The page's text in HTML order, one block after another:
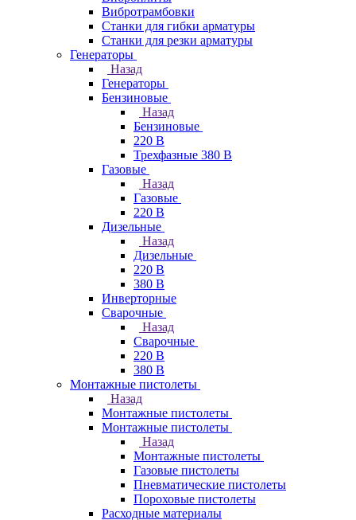
Вибротрамбовки
Станки для гибки арматуры
Станки для резки арматуры
Генераторы
Назад
Генераторы
Бензиновые
Назад
Бензиновые
220 В
Трехфазные 380 В
Газовые
Назад
Газовые
220 В
Дизельные
Назад
Дизельные
220 В
380 В
Инверторные
Сварочные
Назад
Сварочные
220 В
380 В
Монтажные пистолеты
Назад
Монтажные пистолеты
Монтажные пистолеты
Назад
Монтажные пистолеты
Газовые пистолеты
Пневматические пистолеты
Пороховые пистолеты
Расходные материалы